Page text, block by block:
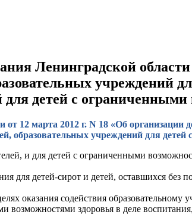
Ленинградской
учреждений
детей с
12 марта 2012 г. N 18 «Об организации
образовательных учреждений для
и для детей с ограниченными
для детей-сирот и детей, оставшихся без
оказания содействия
возможностями здоровья в деле